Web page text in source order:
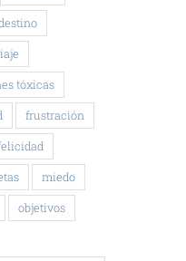
tóxicas
frustración
miedo
objetivos